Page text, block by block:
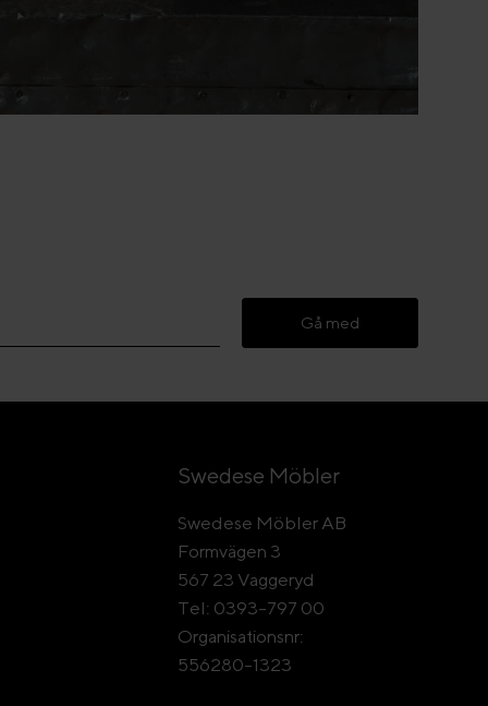
Gå med
Swedese Möbler
Swedese Möbler AB
Formvägen 3
567 23 Vaggeryd
Tel: 0393-797 00
Organisationsnr:
556280-1323